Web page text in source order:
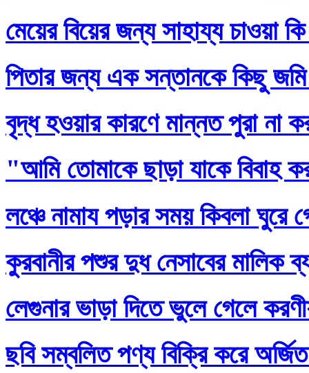
মেয়ের বিয়ের জন্য সাহায্য চাওয়া
পিতার জন্য এক সন্তানকে কিছু জমি
বৃদ্ধ হওয়ার কারণে মান্নত পুরা না
"আমি তোমাকে ছাড়া যাকে
লঞ্চে নামায পড়ার সময় কিবলা ঘুরে
কুরবানীর পশুর দুধ নেসাবের মালিক
লেগুনার ভাড়া দিতে ভুলে গেলে
ছবি সম্বলিত পণ্য বিক্রি করে